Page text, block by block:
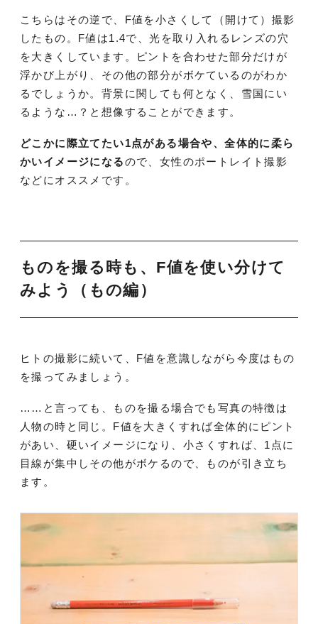
こちらはその逆で、F値を小さくして（開けて）撮影
したもの。F値は1.4で、光を取り入れるレンズの穴
を大きくしています。ピントを合わせた部分だけが
浮かび上がり、その他の部分がボケているのがわか
るでしょうか。背景に関しても何となく、雪国にい
るような…？と想像することができます。
どこかに際立てたい1点がある場合や、全体的に柔ら
かいイメージになるので、女性のポートレイト撮影
などにオススメです。
ものを撮る時も、F値を使い分けて
みよう（もの編）
ヒトの撮影に続いて、F値を意識しながら今度はもの
を撮ってみましょう。
……と言っても、ものを撮る場合でも写真の特徴は
人物の時と同じ。F値を大きくすれば全体的にピント
があい、硬いイメージになり、小さくすれば、1点に
目線が集中しその他がボケるので、ものが引き立ち
ます。